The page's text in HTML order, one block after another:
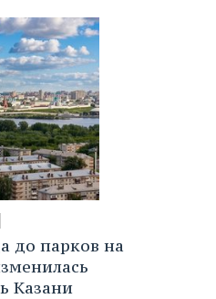
до парков на
Казани